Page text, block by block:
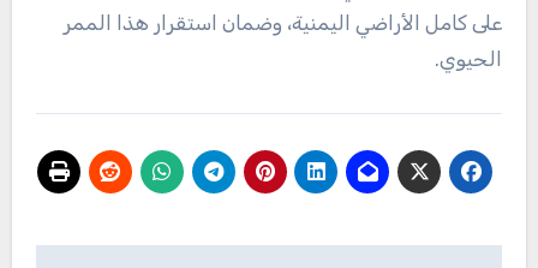
على كامل الأراضي اليمنية، وضمان استقرار هذا الممر
الحيوي.